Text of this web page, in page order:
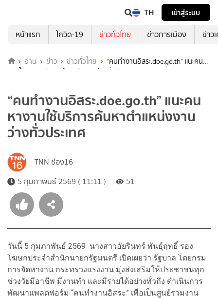
TH
เข้าสู่ระบบ
หน้าแรก
โควิด-19 ข่าวทั่วไทย ข่าวการเมือง ข่าว
อ่าน ข่าว ข่าวทั่วไทย
“คนทำงานอิสระ.doe.go.th” แนะคนหา
งานใช้บริการค้นหาตำแหน่งงานว่างทั่วประเทศ
“คนทำงานอิสระ.doe.go.th” แนะคน
หางานใช้บริการค้นหาตำแหน่งงาน
ว่างทั่วประเทศ
TNN ช่อง16
5 กุมภาพันธ์ 2569 ( 11:11 )
51
วันนี้ 5 กุมภาพันธ์ 2569 นางสาวอัยรินทร์ พันธุ์ฤทธิ์ รอง
โฆษกประจำสำนักนายกรัฐมนตรี เปิดเผยว่า รัฐบาล โดยกรม
การจัดหางาน กระทรวงแรงงาน มุ่งส่งเสริมให้ประชาชนทุก
ช่วงวัยมีอาชีพ มีงานทำ และมีรายได้อย่างทั่วถึง ดำเนินการ
พัฒนาแพลตฟอร์ม “คนทำงานอิสระ” เพื่อเป็นศูนย์รวมงาน